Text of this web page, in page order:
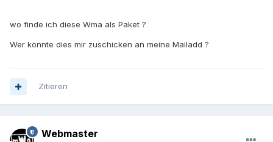
wo finde ich diese Wma als Paket ?
Wer könnte dies mir zuschicken an meine Mailadd ?
Zitieren
Webmaster